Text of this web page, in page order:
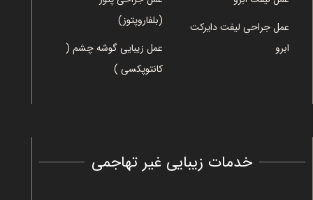
عمل جراحی لیفت دایرکت
ابرو
(بلفاروپتوز)
عمل زیبایی گوشه چشم (
کانتوپکسی )
خدمات زیبایی غیر تهاجمی